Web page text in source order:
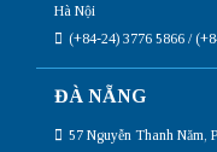
Hà Nội
(+84-24) 3776 5866 /
ĐÀ NẴNG
57 Nguyễn Thanh Năm,